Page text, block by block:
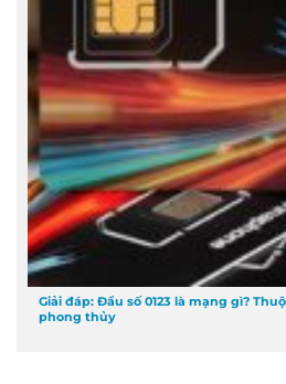
Giải đáp: Đầu số 0123 là mạng gì?
phong thủy